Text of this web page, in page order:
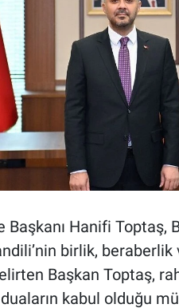
Başkanı Hanifi Toptaş,
birlik,
Başkan Toptaş,
duaların kabul olduğu